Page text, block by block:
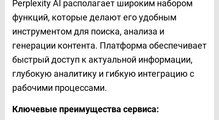
Perplexity AI располагает широким набором
функций, которые делают его удобным
инструментом для поиска, анализа и
генерации контента. Платформа обеспечивает
быстрый доступ к актуальной информации,
глубокую аналитику и гибкую интеграцию с
рабочими процессами.
Ключевые преимущества сервиса: